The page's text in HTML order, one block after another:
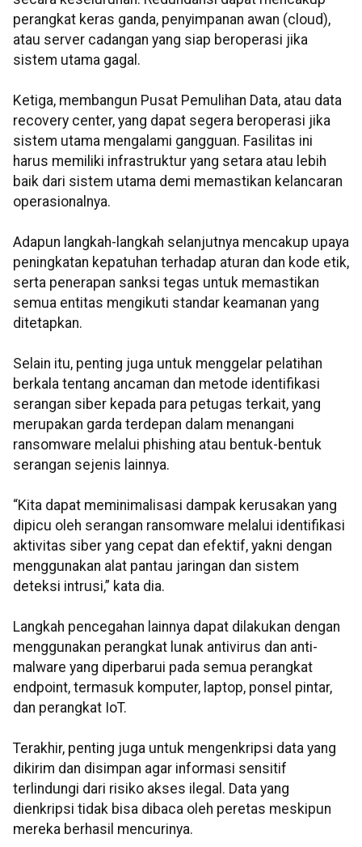
perangkat keras ganda, penyimpanan awan (cloud),
atau server cadangan yang siap beroperasi jika
sistem utama gagal.
Ketiga, membangun Pusat Pemulihan Data, atau data
recovery center, yang dapat segera beroperasi jika
sistem utama mengalami gangguan. Fasilitas ini
harus memiliki infrastruktur yang setara atau lebih
baik dari sistem utama demi memastikan kelancaran
operasionalnya.
Adapun langkah-langkah selanjutnya mencakup upaya
peningkatan kepatuhan terhadap aturan dan kode etik,
serta penerapan sanksi tegas untuk memastikan
semua entitas mengikuti standar keamanan yang
ditetapkan.
Selain itu, penting juga untuk menggelar pelatihan
berkala tentang ancaman dan metode identifikasi
serangan siber kepada para petugas terkait, yang
merupakan garda terdepan dalam menangani
ransomware melalui phishing atau bentuk-bentuk
serangan sejenis lainnya.
“Kita dapat meminimalisasi dampak kerusakan yang
dipicu oleh serangan ransomware melalui identifikasi
aktivitas siber yang cepat dan efektif, yakni dengan
menggunakan alat pantau jaringan dan sistem
deteksi intrusi,” kata dia.
Langkah pencegahan lainnya dapat dilakukan dengan
menggunakan perangkat lunak antivirus dan anti-
malware yang diperbarui pada semua perangkat
endpoint, termasuk komputer, laptop, ponsel pintar,
dan perangkat IoT.
Terakhir, penting juga untuk mengenkripsi data yang
dikirim dan disimpan agar informasi sensitif
terlindungi dari risiko akses ilegal. Data yang
dienkripsi tidak bisa dibaca oleh peretas meskipun
mereka berhasil mencurinya.